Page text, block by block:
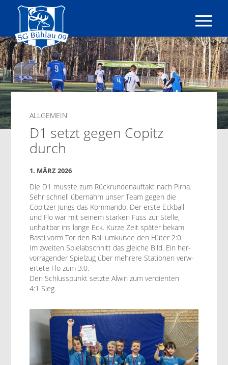
SG
Bühlau
09
Fußball
Dresden
ALLGEMEIN
D1 setzt gegen Copitz
durch
1. MÄRZ 2026
Die D1 musste zum Rück­run­de­nauf­takt nach Pir­na.
Sehr schnell über­nahm unser Team gegen die
Copitzer Jungs das Kom­man­do. Der erste Eck­ball
und Flo war mit seinem starken Fuss zur Stelle,
unhalt­bar ins lange Eck. Kurze Zeit später bekam
Basti vorm Tor den Ball umkurvte den Hüter 2:0.
Im zweit­en Spielab­schnitt das gle­iche Bild. Ein her­
vor­ra­gen­der Spielzug über mehrere Sta­tio­nen ver­w­
ertete Flo zum 3:0.
Den Schlusspunkt set­zte Alwin zum ver­di­en­ten
4:1 Sieg.